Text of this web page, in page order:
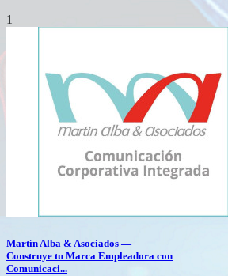
1
Martín Alba & Asociados —
Construye tu Marca Empleadora con
Comunicaci...